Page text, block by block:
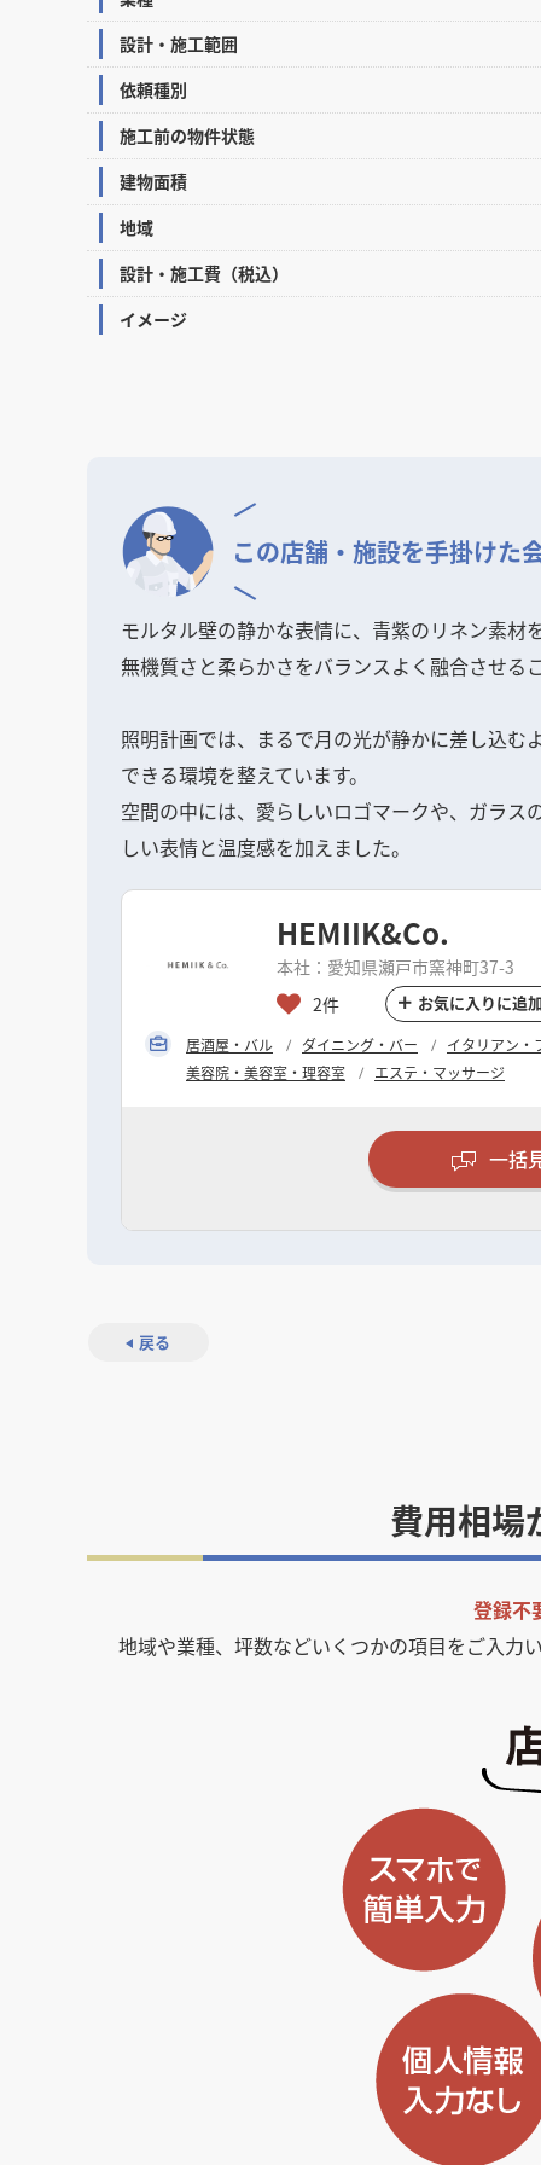
設計・施工範囲
依頼種別
施工前の物件状態
建物面積
地域
設計・施工費（税込）
イメージ
この店舗・施設を手掛けた
モルタル壁の静かな表情に、青紫のリネン素
無機質さと柔らかさをバランスよく融合させる
照明計画では、まるで月の光が静かに差し込
できる環境を整えています。
空間の中には、愛らしいロゴマークや、ガラ
しい表情と温度感を加えました。
HEMIIK&Co.
本社：愛知県瀬戸市窯神町37-3
2件
お気に入りに追
居酒屋・バル ダイニング・バー
イタリアン・
美容院・美容室・理容室
エステ・マッサージ
一括
戻る
費用相場
登録不
地域や業種、坪数などいくつかの項目をご入力